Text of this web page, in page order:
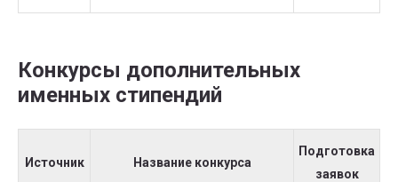
Конкурсы дополнительных
именных стипендий
Источник Название конкурса
Подготовка
заявок